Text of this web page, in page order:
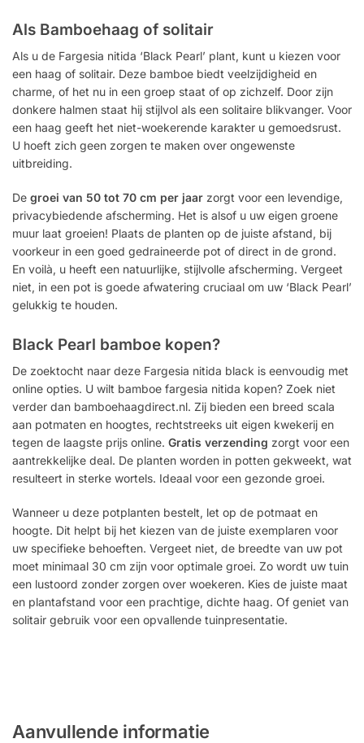
Als Bamboehaag of solitair
Als u de Fargesia nitida ‘Black Pearl’ plant, kunt u kiezen voor
een haag of solitair. Deze bamboe biedt veelzijdigheid en
charme, of het nu in een groep staat of op zichzelf. Door zijn
donkere halmen staat hij stijlvol als een solitaire blikvanger. Voor
een haag geeft het niet-woekerende karakter u gemoedsrust.
U hoeft zich geen zorgen te maken over ongewenste
uitbreiding.
De groei van 50 tot 70 cm per jaar zorgt voor een levendige,
privacybiedende afscherming. Het is alsof u uw eigen groene
muur laat groeien! Plaats de planten op de juiste afstand, bij
voorkeur in een goed gedraineerde pot of direct in de grond.
En voilà, u heeft een natuurlijke, stijlvolle afscherming. Vergeet
niet, in een pot is goede afwatering cruciaal om uw ‘Black Pearl’
gelukkig te houden.
Black Pearl bamboe kopen?
De zoektocht naar deze Fargesia nitida black is eenvoudig met
online opties. U wilt bamboe fargesia nitida kopen? Zoek niet
verder dan bamboehaagdirect.nl. Zij bieden een breed scala
aan potmaten en hoogtes, rechtstreeks uit eigen kwekerij en
tegen de laagste prijs online. Gratis verzending zorgt voor een
aantrekkelijke deal. De planten worden in potten gekweekt, wat
resulteert in sterke wortels. Ideaal voor een gezonde groei.
Wanneer u deze potplanten bestelt, let op de potmaat en
hoogte. Dit helpt bij het kiezen van de juiste exemplaren voor
uw specifieke behoeften. Vergeet niet, de breedte van uw pot
moet minimaal 30 cm zijn voor optimale groei. Zo wordt uw tuin
een lustoord zonder zorgen over woekeren. Kies de juiste maat
en plantafstand voor een prachtige, dichte haag. Of geniet van
solitair gebruik voor een opvallende tuinpresentatie.
Aanvullende informatie